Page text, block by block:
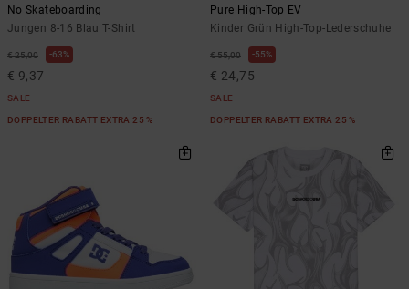
No Skateboarding
Jungen 8-16 Blau T-Shirt
€ 25,00 63%
€ 9,37
SALE
DOPPELTER RABATT EXTRA 25 %
Pure High-Top EV
Kinder Grün High-Top-Lederschuhe
€ 55,00 55%
€ 24,75
SALE
DOPPELTER RABATT EXTRA 25 %